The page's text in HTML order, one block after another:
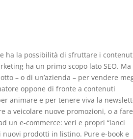
ha la possibilità di sfruttare i
ha un primo scopo lato SEO. Ma
– o di un’azienda – per vendere
oppone di fronte a contenuti
animare e per tenere viva la
a veicolare nuove promozioni, o a
un e-commerce: veri e propri “lanci
nuovi prodotti in listino. Pure e-book e